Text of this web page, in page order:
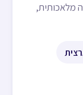
מלאכותית,